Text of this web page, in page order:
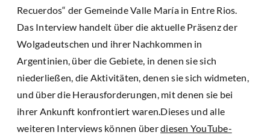
Recuerdos“ der Gemeinde Valle María in Entre Rios.
Das Interview handelt über die aktuelle Präsenz der
Wolgadeutschen und ihrer Nachkommen in
Argentinien, über die Gebiete, in denen sie sich
niederließen, die Aktivitäten, denen sie sich widmeten,
und über die Herausforderungen, mit denen sie bei
ihrer Ankunft konfrontiert waren.Dieses und alle
weiteren Interviews können überdiesen YouTube-